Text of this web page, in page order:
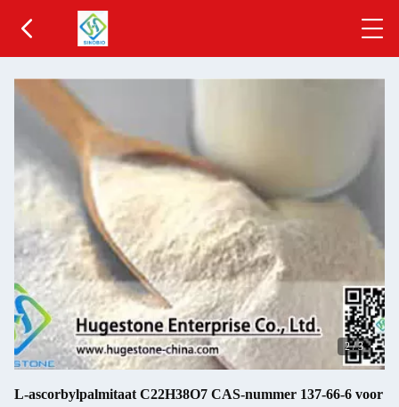
2/3
L-ascorbylpalmitaat C22H38O7 CAS-nummer 137-66-6 voor